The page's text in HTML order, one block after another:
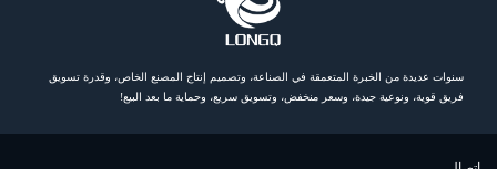
سنوات عديدة من الخبرة المتعمقة في الصناعة، وتصميم إنتاج المصنع الخاص، وقدرة تسويق
فريق قوية، ونوعية جيدة، وسعر منخفض، وتسويق سريع، وحماية ما بعد البيع!